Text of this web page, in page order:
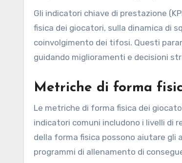
Gli indicatori chiave di prestazione
fisica dei giocatori, sulla dinamica di
coinvolgimento dei tifosi. Questi
guidando miglioramenti e decisioni
Metriche di forma
Le metriche di forma fisica dei
indicatori comuni includono i livelli di
della forma fisica possono aiutare gli
programmi di allenamento di